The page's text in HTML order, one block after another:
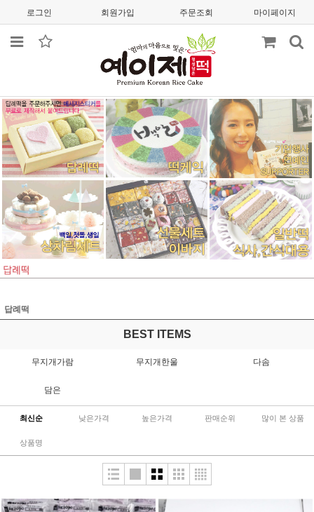
로그인 회원가입 주문조회 마이페이지
답례떡
BEST ITEMS
무지개가람 무지개한울 다솜
담은
최신순 낮은가격 높은가격 판매순위 많이 본 상품
상품명